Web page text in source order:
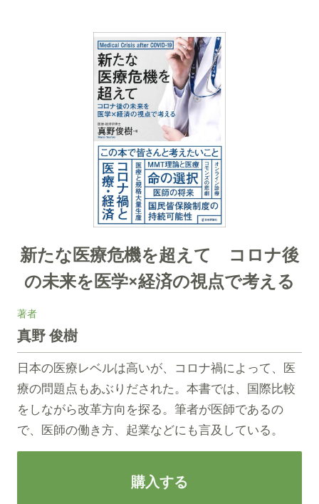
購入する
新たな医療危機を超えて コロナ後
の未来を医学×経済の視点で考える
著者
真野 俊樹
日本の医療レベルは高いが、コロナ禍によって、医
療の問題点もあぶりだされた。本書では、国際比較
をしながら改革方向を探る。筆者が医師であるの
で、医師の働き方、起業などにも言及している。